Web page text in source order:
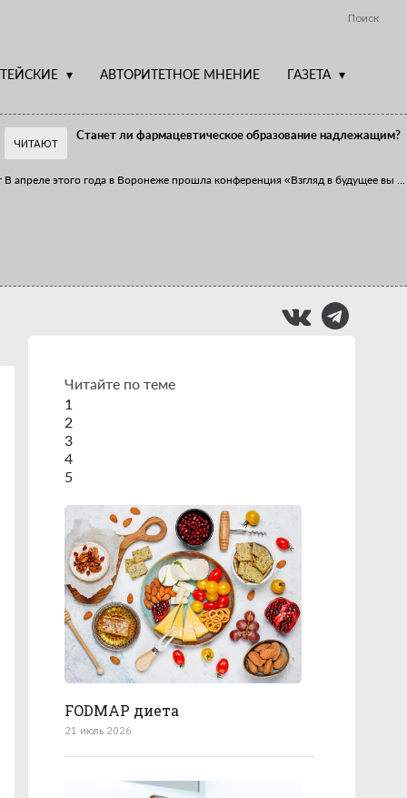
Поиск
АВТОРИТЕТНОЕ МНЕНИЕ ГАЗЕТА
ЧИТАЮТ
Станет ли фармацевтическое образование надлежащим?
В апреле этого года в Воронеже прошла конференция «Взгляд в будущее вы
Читайте по теме
1
2
3
4
5
FODMAP диета
21 июль 2026